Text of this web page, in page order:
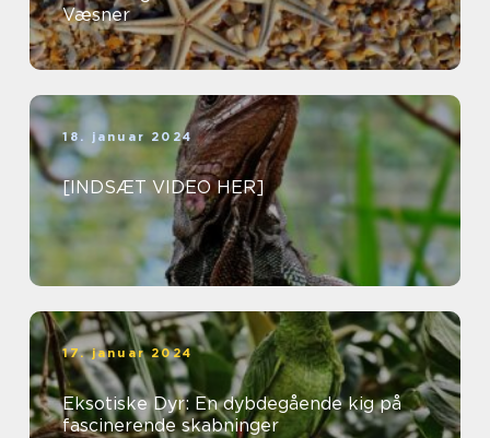
Væsner
18. januar 2024
[INDSÆT VIDEO HER]
17. januar 2024
Eksotiske Dyr: En dybdegående kig på
fascinerende skabninger